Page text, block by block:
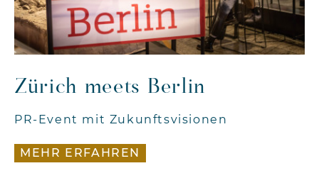
Zürich meets Berlin
PR-Event mit Zukunftsvisionen
MEHR ERFAHREN